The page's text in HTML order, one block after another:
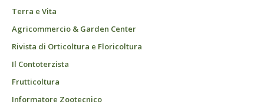
Terra e Vita
Agricommercio & Garden Center
Rivista di Orticoltura e Floricoltura
Il Contoterzista
Frutticoltura
Informatore Zootecnico